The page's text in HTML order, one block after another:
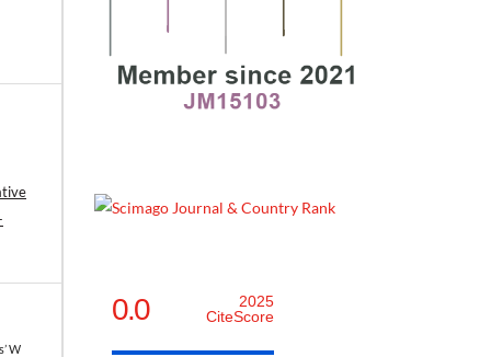
W
0.0
2025
CiteScore